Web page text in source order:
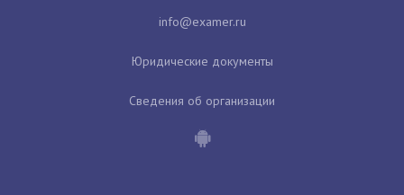
Юридические документы
Сведения об организации